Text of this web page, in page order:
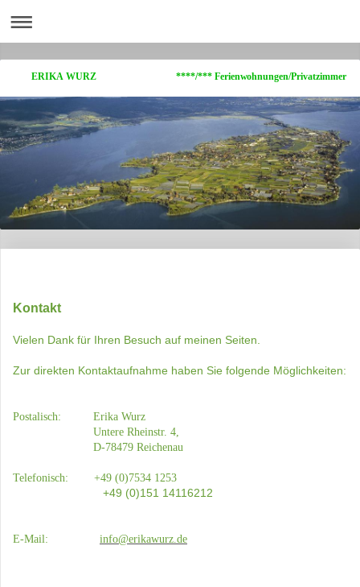
ERIKA WURZ ****/*** Ferienwohnungen/Privatzimmer
Kontakt
Vielen Dank für Ihren Besuch auf meinen Seiten.
Zur direkten Kontaktaufnahme haben Sie folgende Möglichkeiten:
Postalisch: Erika Wurz
Untere Rheinstr. 4,
D-78479 Reichenau
Telefonisch: +49 (0)7534 1253
+49 (0)151 14116212
E-Mail: info@erikawurz.de